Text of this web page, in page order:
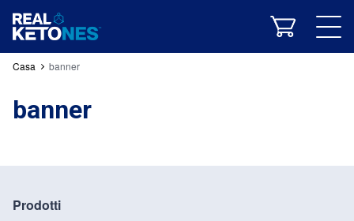
Energia e prestazioni
Reale 30
Casa banner
banner
Prodotti